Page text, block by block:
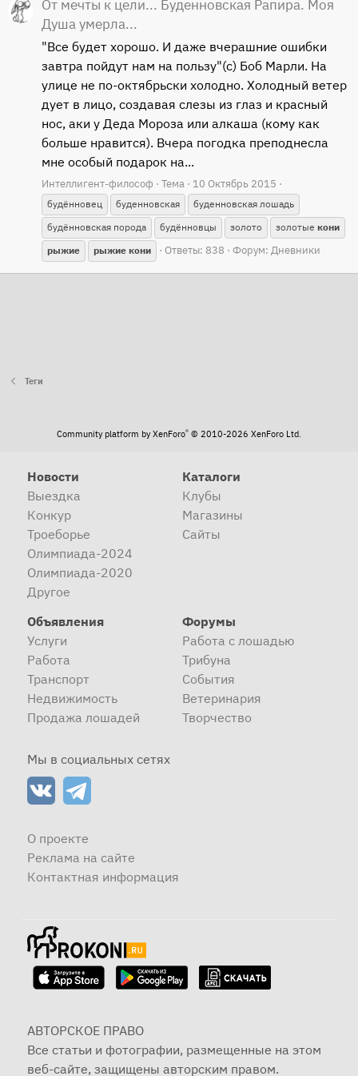
От мечты к цели... Буденновская Рапира. Моя
Душа умерла...
"Все будет хорошо. И даже вчерашние ошибки
завтра пойдут нам на пользу"(с) Боб Марли. На
улице не по-октябрьски холодно. Холодный ветер
дует в лицо, создавая слезы из глаз и красный
нос, аки у Деда Мороза или алкаша (кому как
больше нравится). Вчера погодка преподнесла
мне особый подарок на...
Интеллигент-философ Тема 10 Октябрь 2015
будённовец буденновская
буденновская лошадь
будённовская порода
будённовцы золото золотые кони
рыжие
рыжие кони Ответы: 838 Форум: Дневники
Теги
Community platform by XenForo® © 2010-2026 XenForo Ltd.
Новости
Выездка
Конкур
Троеборье
Олимпиада-2024
Олимпиада-2020
Другое
Каталоги
Клубы
Магазины
Сайты
Объявления
Услуги
Работа
Транспорт
Недвижимость
Продажа лошадей
Форумы
Работа с лошадью
Трибуна
События
Ветеринария
Творчество
Мы в социальных сетях
О проекте
Реклама на сайте
Контактная информация
АВТОРСКОЕ ПРАВО
Все статьи и фотографии, размещенные на этом
веб-сайте, защищены авторским правом.